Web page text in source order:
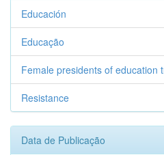
Educación
Educação
Female presidents of education
Resistance
Data de Publicação